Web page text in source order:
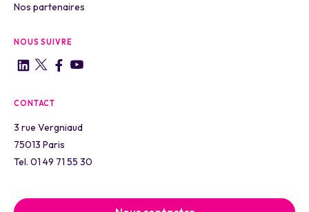
Nos partenaires
NOUS SUIVRE
CONTACT
3 rue Vergniaud
75013 Paris
Tel. 01 49 71 55 30